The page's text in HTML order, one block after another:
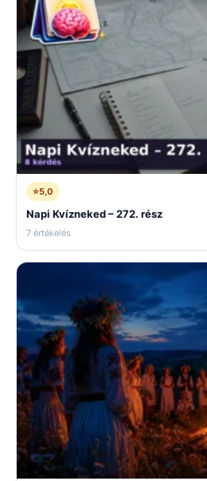
⭐5,0
Napi Kvízneked – 272. rész
7 értékelés